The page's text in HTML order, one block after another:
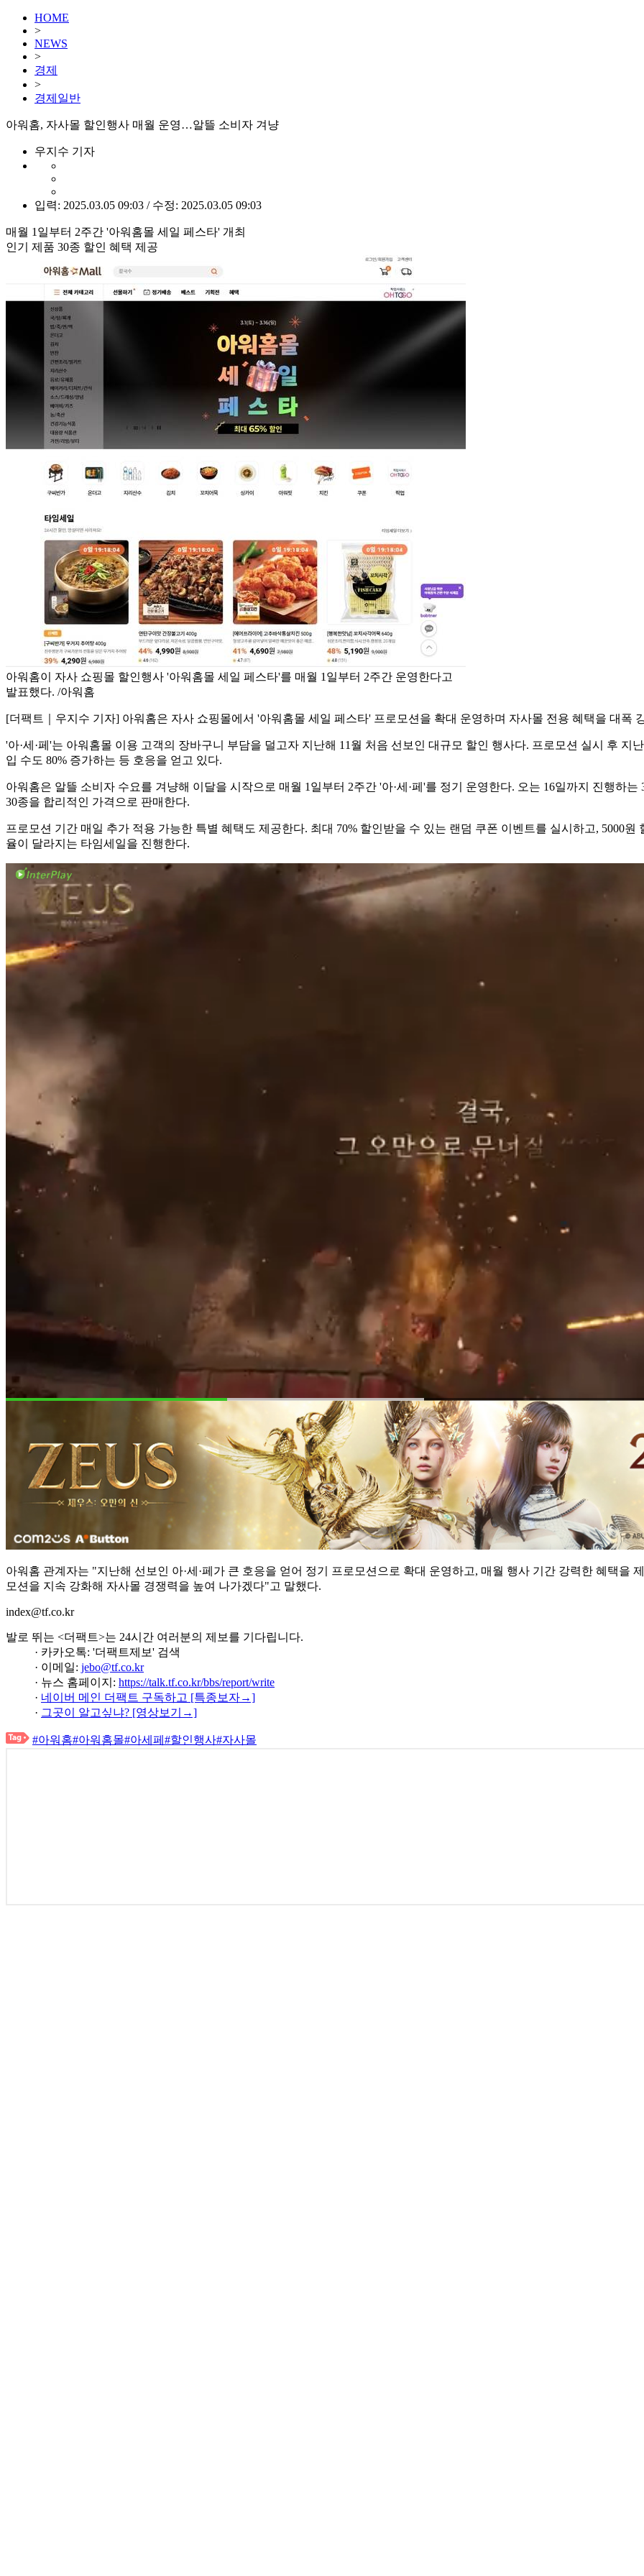
HOME
>
NEWS
>
경제
>
경제일반
아워홈, 자사몰 할인행사 매월 운영…알뜰 소비자 겨냥
우지수 기자
입력: 2025.03.05 09:03 / 수정: 2025.03.05 09:03
매월 1일부터 2주간 '아워홈몰 세일 페스타' 개최
인기 제품 30종 할인 혜택 제공
아워홈이 자사 쇼핑몰 할인행사 '아워홈몰 세일 페스타'를 매월 1일부터 2주간 운영한다고
발표했다. /아워홈
[더팩트｜우지수 기자] 아워홈은 자사 쇼핑몰에서 '아워홈몰 세일 페스타' 프로모션을 확대 운영하며 자사몰 전용 혜택을 대폭
'아·세·페'는 아워홈몰 이용 고객의 장바구니 부담을 덜고자 지난해 11월 처음 선보인 대규모 할인 행사다. 프로모션 실시 후 지
입 수도 80% 증가하는 등 호응을 얻고 있다.
아워홈은 알뜰 소비자 수요를 겨냥해 이달을 시작으로 매월 1일부터 2주간 '아·세·페'를 정기 운영한다. 오는 16일까지 진행하
30종을 합리적인 가격으로 판매한다.
프로모션 기간 매일 추가 적용 가능한 특별 혜택도 제공한다. 최대 70% 할인받을 수 있는 랜덤 쿠폰 이벤트를 실시하고, 5000
율이 달라지는 타임세일을 진행한다.
아워홈 관계자는 "지난해 선보인 아·세·페가 큰 호응을 얻어 정기 프로모션으로 확대 운영하고, 매월 행사 기간 강력한 혜택을
모션을 지속 강화해 자사몰 경쟁력을 높여 나가겠다"고 말했다.
index@tf.co.kr
발로 뛰는 <더팩트>는 24시간 여러분의 제보를 기다립니다.
· 카카오톡: '더팩트제보' 검색
· 이메일: jebo@tf.co.kr
· 뉴스 홈페이지: https://talk.tf.co.kr/bbs/report/write
· 네이버 메인 더팩트 구독하고 [특종보자→]
· 그곳이 알고싶냐? [영상보기→]
#아워홈#아워홈몰#아세페 #할인행사#자사몰